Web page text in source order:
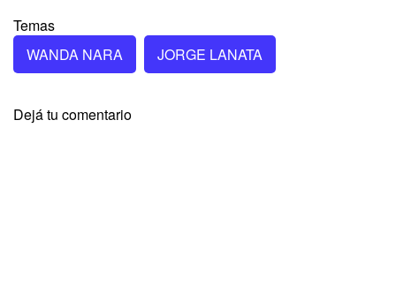
Temas
WANDA NARA
JORGE LANATA
Dejá tu comentario